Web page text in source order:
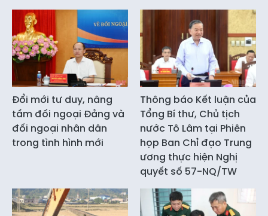
Đổi mới tư duy, nâng
tầm đối ngoại Đảng và
đối ngoại nhân dân
trong tình hình mới
Thông báo Kết luận của
Tổng Bí thư, Chủ tịch
nước Tô Lâm tại Phiên
họp Ban Chỉ đạo Trung
ương thực hiện Nghị
quyết số 57-NQ/TW